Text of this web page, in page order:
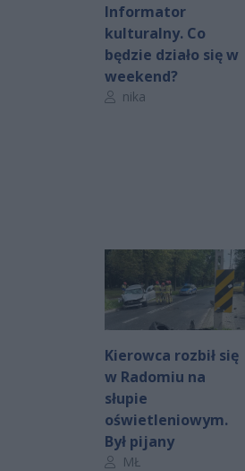
Informator
kulturalny. Co
będzie działo się w
weekend?
Autor artykułu:
nika
Kierowca rozbił się
w Radomiu na
słupie
oświetleniowym.
Był pijany
Autor artykułu:
MŁ